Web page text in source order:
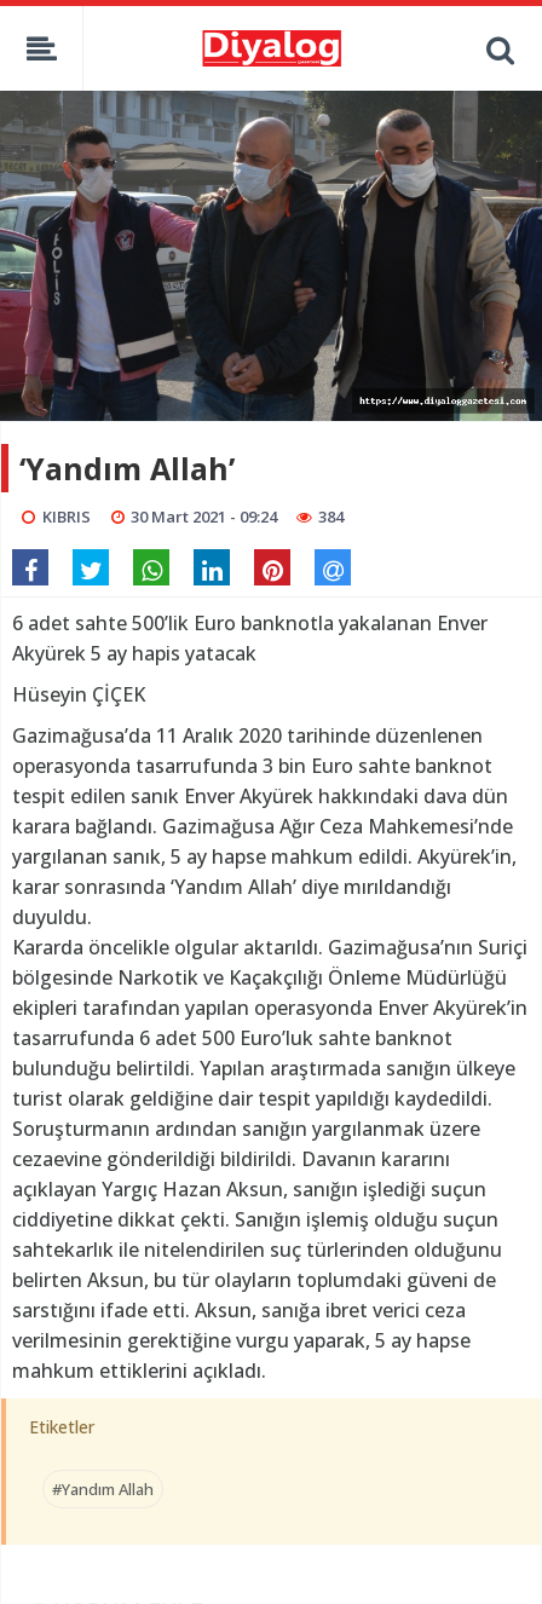
‘Yandım Allah’
KIBRIS 30 Mart 2021 - 09:24 384
6 adet sahte 500’lik Euro banknotla yakalanan Enver
Akyürek 5 ay hapis yatacak
Hüseyin ÇİÇEK
Gazimağusa’da 11 Aralık 2020 tarihinde düzenlenen
operasyonda tasarrufunda 3 bin Euro sahte banknot
tespit edilen sanık Enver Akyürek hakkındaki dava dün
karara bağlandı. Gazimağusa Ağır Ceza Mahkemesi’nde
yargılanan sanık, 5 ay hapse mahkum edildi. Akyürek’in,
karar sonrasında ‘Yandım Allah’ diye mırıldandığı
duyuldu.
Kararda öncelikle olgular aktarıldı. Gazimağusa’nın Suriçi
bölgesinde Narkotik ve Kaçakçılığı Önleme Müdürlüğü
ekipleri tarafından yapılan operasyonda Enver Akyürek’in
tasarrufunda 6 adet 500 Euro’luk sahte banknot
bulunduğu belirtildi. Yapılan araştırmada sanığın ülkeye
turist olarak geldiğine dair tespit yapıldığı kaydedildi.
Soruşturmanın ardından sanığın yargılanmak üzere
cezaevine gönderildiği bildirildi. Davanın kararını
açıklayan Yargıç Hazan Aksun, sanığın işlediği suçun
ciddiyetine dikkat çekti. Sanığın işlemiş olduğu suçun
sahtekarlık ile nitelendirilen suç türlerinden olduğunu
belirten Aksun, bu tür olayların toplumdaki güveni de
sarstığını ifade etti. Aksun, sanığa ibret verici ceza
verilmesinin gerektiğine vurgu yaparak, 5 ay hapse
mahkum ettiklerini açıkladı.
Etiketler
#Yandım Allah